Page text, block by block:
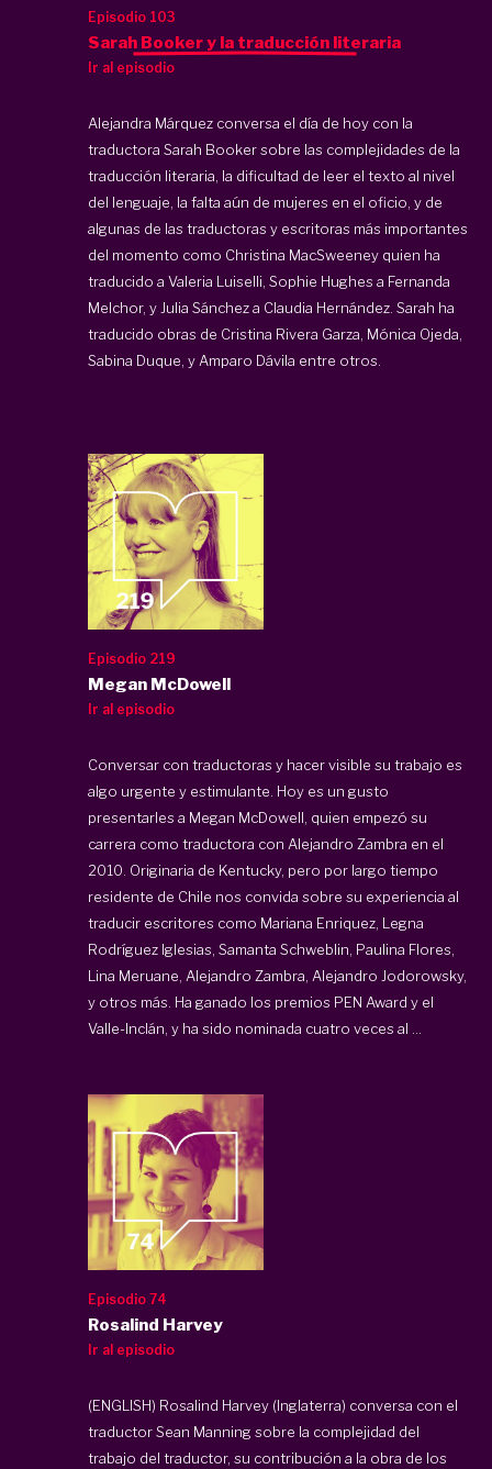
Episodio 103
Sarah Booker y la traducción literaria
Ir al episodio
Alejandra Márquez conversa el día de hoy con la
traductora Sarah Booker sobre las complejidades de la
traducción literaria, la dificultad de leer el texto al nivel
del lenguaje, la falta aún de mujeres en el oficio, y de
algunas de las traductoras y escritoras más importantes
del momento como Christina MacSweeney quien ha
traducido a Valeria Luiselli, Sophie Hughes a Fernanda
Melchor, y Julia Sánchez a Claudia Hernández. Sarah ha
traducido obras de Cristina Rivera Garza, Mónica Ojeda,
Sabina Duque, y Amparo Dávila entre otros.
Episodio 219
Megan McDowell
Ir al episodio
Conversar con traductoras y hacer visible su trabajo es
algo urgente y estimulante. Hoy es un gusto
presentarles a Megan McDowell, quien empezó su
carrera como traductora con Alejandro Zambra en el
2010. Originaria de Kentucky, pero por largo tiempo
residente de Chile nos convida sobre su experiencia al
traducir escritores como Mariana Enriquez, Legna
Rodríguez Iglesias, Samanta Schweblin, Paulina Flores,
Lina Meruane, Alejandro Zambra, Alejandro Jodorowsky,
y otros más. Ha ganado los premios PEN Award y el
Valle-Inclán, y ha sido nominada cuatro veces al ...
Episodio 74
Rosalind Harvey
Ir al episodio
(ENGLISH) Rosalind Harvey (Inglaterra) conversa con el
traductor Sean Manning sobre la complejidad del
trabajo del traductor, su contribución a la obra de los